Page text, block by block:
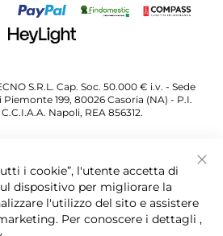
S.R.L. Cap. Soc. 50.000 € i.v. - Sede
199, 80026 Casoria (NA) - P.I.
C.C.I.A.A. Napoli, REA 856312.
i cookie”, l'utente accetta di
dispositivo per migliorare la
l'utilizzo del sito e assistere
Per conoscere i dettagli ,